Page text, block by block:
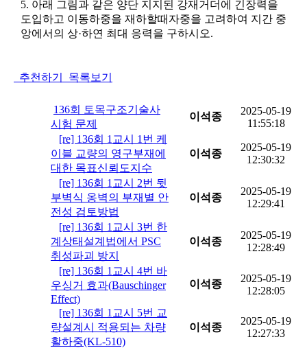
5. 아래 그림과 같은 양단 지지된 강재거더에 긴장력을
도입하고 이동하중을 재하할때자중을 고려하여 지간 중
앙에서의 상·하연 최대 응력을 구하시오.
추천하기 목록보기
136회 토목구조기술사
시험 문제
이석종
2025-05-19
11:55:18
[re] 136회 1교시 1번 케
이블 교량의 영구부재에
대한 목표신뢰도지수
이석종
2025-05-19
12:30:32
[re] 136회 1교시 2번 뒷
부벽식 옹벽의 부재별 안
전성 검토방법
이석종
2025-05-19
12:29:41
[re] 136회 1교시 3번 한
계상태설계법에서 PSC
취성파괴 방지
이석종
2025-05-19
12:28:49
[re] 136회 1교시 4번 바
우싱거 효과(Bauschinger
Effect)
이석종
2025-05-19
12:28:05
[re] 136회 1교시 5번 교
량설계시 적용되는 차량
활하중(KL-510)
이석종
2025-05-19
12:27:33